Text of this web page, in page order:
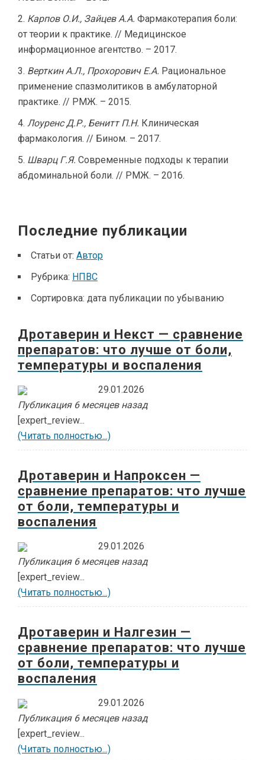
Карпов О.И., Зайцев А.А. Фармакотерапия боли:
от теории к практике. // Медицинское
информационное агентство. – 2017.
Верткин А.Л., Прохорович Е.А. Рациональное
применение спазмолитиков в амбулаторной
практике. // РМЖ. – 2015.
Лоуренс Д.Р., Бенитт П.Н. Клиническая
фармакология. // Бином. – 2017.
Шварц Г.Я. Современные подходы к терапии
абдоминальной боли. // РМЖ. – 2016.
Последние публикации
Статьи от: Автор
Рубрика: НПВС
Сортировка: дата публикации по убыванию
Дротаверин и Некст — сравнение
препаратов: что лучше от боли,
температуры и воспаления
29.01.2026
Публикация 6 месяцев назад
[expert_review...
(Читать полностью...)
Дротаверин и Напроксен —
сравнение препаратов: что лучше
от боли, температуры и
воспаления
29.01.2026
Публикация 6 месяцев назад
[expert_review...
(Читать полностью...)
Дротаверин и Налгезин —
сравнение препаратов: что лучше
от боли, температуры и
воспаления
29.01.2026
Публикация 6 месяцев назад
[expert_review...
(Читать полностью...)